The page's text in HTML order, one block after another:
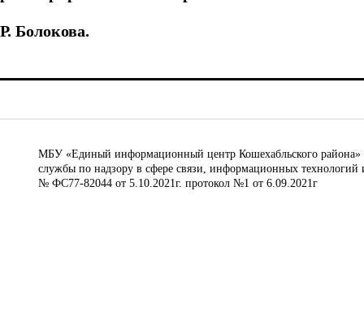
Р. Болокова.
МБУ «Единый информационный центр Кошехабльского района»
службы по надзору в сфере связи, информационных
№ ФС77-82044 от 5.10.2021г. протокол №1 от 6.09.2021г